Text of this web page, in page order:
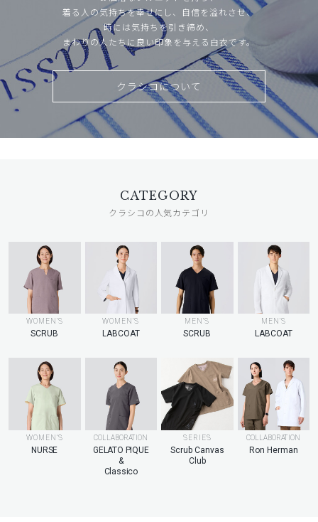
着る人の気持ちを幸せにし、自信を溢れさせ、
時には気持ちを引き締め、
まわりの人たちに良い印象を与える白衣です。
クラシコについて
CATEGORY
クラシコの人気カテゴリ
WOMEN’S
SCRUB
WOMEN’S
LABCOAT
MEN’S
SCRUB
MEN’S
LABCOAT
WOMEN’S
NURSE
COLLABORATION
GELATO PIQUE
&
Classico
SERIES
Scrub Canvas
Club
COLLABORATION
Ron Herman